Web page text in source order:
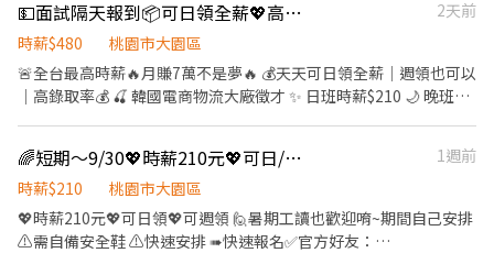
休:8~10天(兩天自選，其餘廠區安排) ✅臨時工✅--------時段皆可問
4H早8短08:00~12:00 $ 205~210/H 4H晚8班:20:00-
00:00$220~225/H 早班 07:00-17:00 205~210/H 早班 08:00-17:00
205~210/H 早班 09:00-18:00 205~210/H 晚班 15:00-12:00
225~230/H 晚4班 16:00-01:00 225~230/H 晚5班 17:00-02:00
225~230/H 夜10班 22:00-09:00 240~245/H 夜11班 23:00-10:00
240~245/H
威先生 https://lin.ee/5eFUoLO
配合人力需求時，公司可能會有調動班別與加班安排) 工作職責與條
件要求 📝 核心內容： ．無塵室作業（流程清楚、環境單純） ．半
導體機台相關零組件的清潔、檢查與包裝作業 ．依標準流程進行作
業，工作內容穩定、不複雜 ．英文電腦系統操作、資料登錄 ．作業
💵面試隔天報到📦可日領全薪💖高錄取全台最高時薪240💖🚛物流理貨員
2天前
時薪$480
桃園市大園區
🚨全台最高時薪🔥月賺7萬不是夢🔥 💰天天可日領全薪｜週領也可以
｜高錄取率💰 🍒 韓國電商物流大廠徵才 ✨ 日班時薪$210 🌙 晚班時
生可 ✅ 免健檢、門市書審 ✅ 最快當天安排上班 ✅ 免費交通車（日
班／晚班皆有） ✅ 免費機車位、汽車位 ══ 📍 工作地點 📍 ══ 📦
一倉｜大園區建國路（近竹圍） 📦 三倉｜大園區中山南路（近大園
國小） 📦 遠雄倉｜大園區航翔路 📦 六倉｜大園區航翔路 📦 TAO17
🌈短期～9/30💖時薪210元💖可日/週領
1週前
時薪$210
桃園市大園區
💖時薪210元💖可日領💖可週領 🙋暑期工讀也歡迎唷~期間自己安排
⚠️需自備安全鞋 ⚠️快速安排 ➠快速報名✅官方好友：